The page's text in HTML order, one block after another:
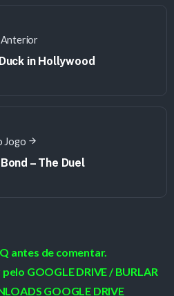
Anterior
in Hollywood
Jogo
– The Duel
antes de comentar.
GOOGLE DRIVE / BURLAR
GOOGLE DRIVE